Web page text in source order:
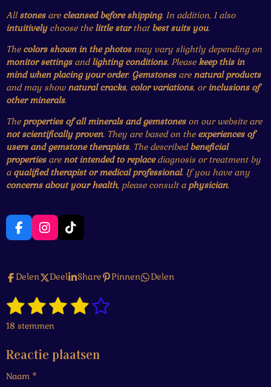
Allstonesare cleansed before shipping. In addition, I also
intuitivelychoose the little starthat best suits you.
The colors shown in the photosmay vary slightly depending on
monitor settingsandlighting conditions. Please keep this in
mind when placing your order. Gemstonesare natural products
and may shownatural cracks, color variations, orinclusions of
other minerals.
The properties of all minerals and gemstoneson our website are
not scientifically proven. They are based on the experiences of
users and gemstone therapists. The describedbeneficial
propertiesare not intended to replacediagnosis or treatment by
a qualified therapist or medical professional. If you have any
concerns about your health, please consult a physician.
F
a
b
o
k
I
n
a
r
m
T
i
o
Delen Deel Share Pinnen Delen
R
a
t
n
:
1
s
t
e
2
s
e
3
s
e
4
e
5
e
S
18 stemmen
Reactie plaatsen
Naam *